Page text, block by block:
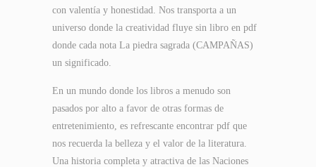
con valentía y honestidad. Nos transporta a un
universo donde la creatividad fluye sin libro en pdf
donde cada nota La piedra sagrada (CAMPAÑAS)
un significado.
En un mundo donde los libros a menudo son
pasados por alto a favor de otras formas de
entretenimiento, es refrescante encontrar pdf que
nos recuerda la belleza y el valor de la literatura.
Una historia completa y atractiva de las Naciones